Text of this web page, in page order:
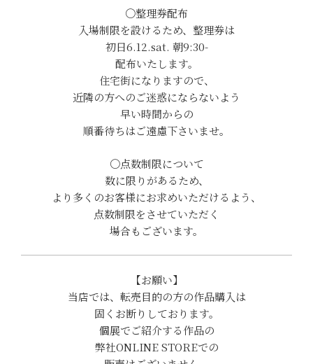
〇整理券配布
入場制限を設けるため、整理券は
初日6.12.sat. 朝9:30-
配布いたします。
住宅街になりますので、
近隣の方へのご迷惑にならないよう
早い時間からの
順番待ちはご遠慮下さいませ。
〇点数制限について
数に限りがあるため、
より多くのお客様にお求めいただけるよう、
点数制限をさせていただく
場合もございます。
【お願い】
当店では、転売目的の方の作品購入は
固くお断りしております。
個展でご紹介する作品の
弊社ONLINE STOREでの